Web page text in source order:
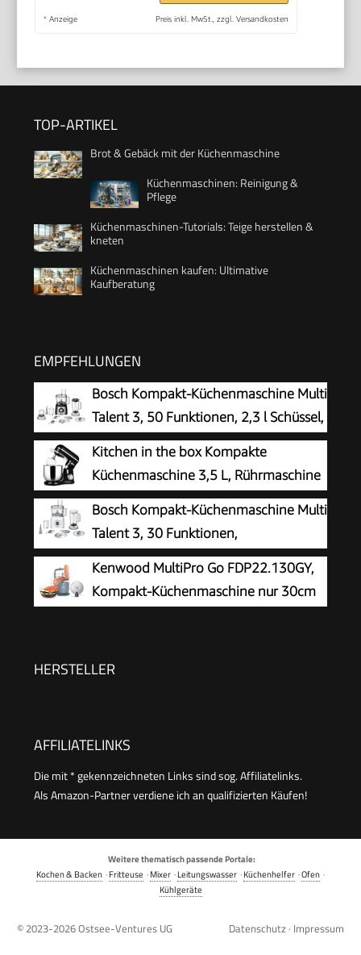
* Anzeige Preis inkl. MwSt., zzgl. Versandkosten
TOP-ARTIKEL
Brot & Gebäck mit der Küchenmaschine
Küchenmaschinen: Reinigung &
Pflege
Küchenmaschinen-Tutorials: Teige herstellen &
kneten
Küchenmaschinen kaufen: Ultimative
Kaufberatung
EMPFEHLUNGEN
Bosch Kompakt-Küchenmaschine Multi
Talent 3, 50 Funktionen, 2,3 l Schüssel,
Mixer, spülmaschinengeeignet,
Universalzerkleinerer, kleine Küchenmaschine,
800 Watt, schwarz/Edelstahl, MCM3501M
Kitchen in the box Kompakte
Küchenmaschine 3,5 L, Rührmaschine
& Knetmaschine mit 10
Geschwindigkeiten, Leichte Teigmaschine mit
Knethaken, Rührhaken & Schneebesen, ideal für
kleine Küchen,Schwarz
Bosch Kompakt-Küchenmaschine Multi
Talent 3, 30 Funktionen,
Universalmesser, Schneide/ Raspeln,
Schlagscheibe, Rührschüssel 2,3 L, Mixer 1,0 L,
weiß, 800 W, kleine Küchenmaschine,
Kenwood MultiPro Go FDP22.130GY,
Kompakt-Küchenmaschine nur 30cm
Arbeitsbehälter, 650 W, Blau
HERSTELLER
AFFILIATELINKS
Die mit * gekennzeichneten Links sind sog. Affiliatelinks.
Als Amazon-Partner verdiene ich an qualifizierten Käufen!
Weitere thematisch passende Portale:
Kochen & Backen ·Fritteuse ·Mixer ·Leitungswasser ·Küchenhelfer ·Ofen ·
Kühlgeräte
© 2023-2026Ostsee-Ventures UG Datenschutz · Impressum